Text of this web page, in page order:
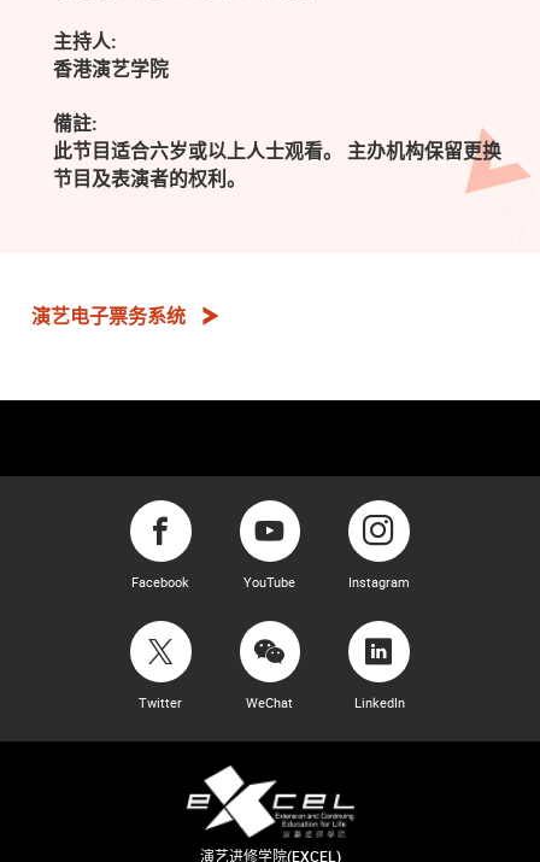
主持人:
香港演艺学院
備註:
此节目适合六岁或以上人士观看。 主办机构保留更换
节目及表演者的权利。
演艺电子票务系统
Facebook YouTube Instagram
Twitter WeChat LinkedIn
演艺进修学院(EXCEL)